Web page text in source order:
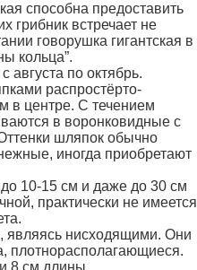
способна предоставить
грибник встречает не
говорушка гигантская в
кольца”.
августа по октябрь.
распростёрто-
в центре. С течением
в воронковидные с
шляпок обычно
иногда приобретают
10-15 см и даже до 30 см
практически не имеется
являясь нисходящими. Они
плотнорасполагающиеся.
8 см длины.